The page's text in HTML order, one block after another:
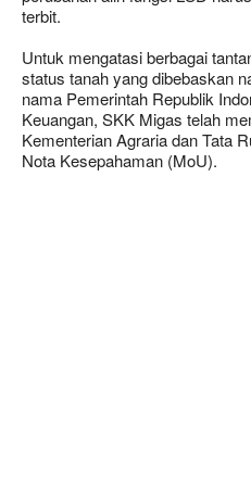
terbit.
Untuk mengatasi berbagai
status tanah yang dibebaskan
nama Pemerintah Republik
Keuangan, SKK Migas telah
Kementerian Agraria dan Tata
Nota Kesepahaman (MoU).